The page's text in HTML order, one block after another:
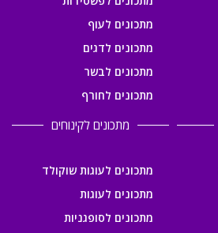
מתכונים לעוף
מתכונים לדגים
מתכונים לבשר
מתכונים לחורף
מתכונים לקינוחים
מתכונים לעוגות שוקולד
מתכונים לעוגות
מתכונים לסופגניות